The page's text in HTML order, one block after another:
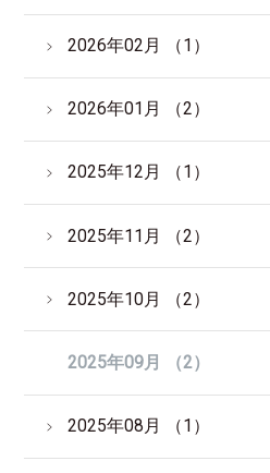
2026年02月 （1）
2026年01月 （2）
2025年12月 （1）
2025年11月 （2）
2025年10月 （2）
2025年09月 （2）
2025年08月 （1）